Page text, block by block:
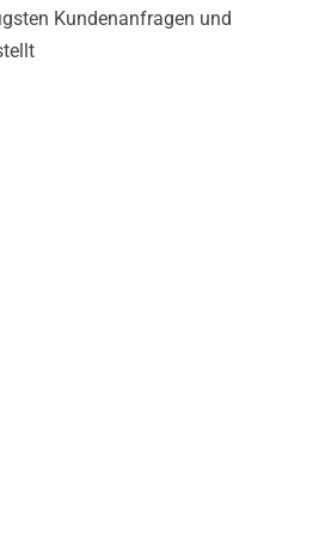
Kundenanfragen und